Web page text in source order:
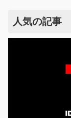
人気の記事